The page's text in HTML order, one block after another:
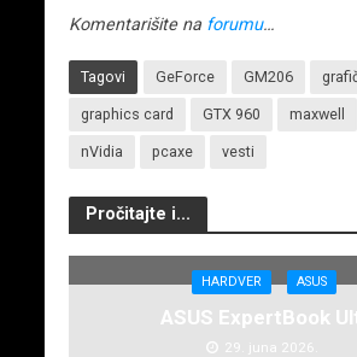
Komentarišite na forumu…
Tagovi GeForce GM206
graphics card GTX 960 maxwell
nVidia pcaxe vesti
Pročitajte i...
HARDVER ASUS
ASUS ExpertBook
29. juna 2026.